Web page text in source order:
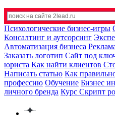
Психологические бизнес-игры
Консалтинг и аутсорсинг
Автоматизация бизнеса
Заказать логотип Сайт под
юриста Как найти клиентов
Написать статью Как
профессию Обучение Бизнес
личного бренда Курс Скрипт